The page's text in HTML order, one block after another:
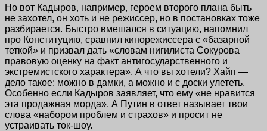
Но вот Кадыров, например, героем второго плана быть
не захотел, он хоть и не режиссер, но в постановках тоже
разбирается. Быстро вмешался в ситуацию, напомнил
про Конституцию, сравнил кинорежиссера с «базарной
теткой» и призвал дать «словам нигилиста Сокурова
правовую оценку на факт антигосударственного и
экстремистского характера». А что вы хотели? Хайп —
дело такое: можно в дамки, а можно и с доски улететь.
Особенно если Кадыров заявляет, что ему «не нравится
эта продажная морда». А Путин в ответ называет твои
слова «набором проблем и страхов» и просит не
устраивать ток-шоу.